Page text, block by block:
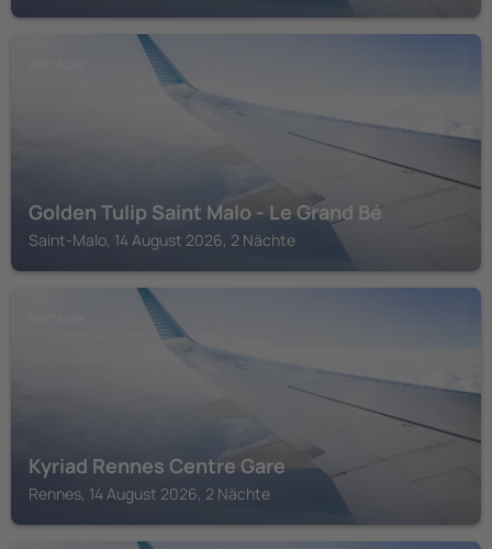
Golden Tulip Saint Malo - Le Grand Bé
Saint-Malo, 14 August 2026, 2 Nächte
Kyriad Rennes Centre Gare
Rennes, 14 August 2026, 2 Nächte